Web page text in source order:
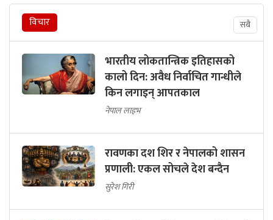
विचार सबै
भारतीय लोकतान्त्रिक इतिहासको
कालो दिन: अवैध निर्वाचित गान्धीले
किन लगाइन् आपतकाल
नेपाल लाइभ
रावणका दश शिर र नेपालको शासन
प्रणाली: एकल सोचले देश बन्दैन
सुरेश गिरी